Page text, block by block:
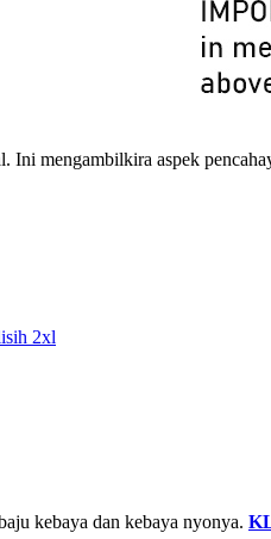
mengambilkira aspek
2xl
kebaya dan kebaya nyonya.